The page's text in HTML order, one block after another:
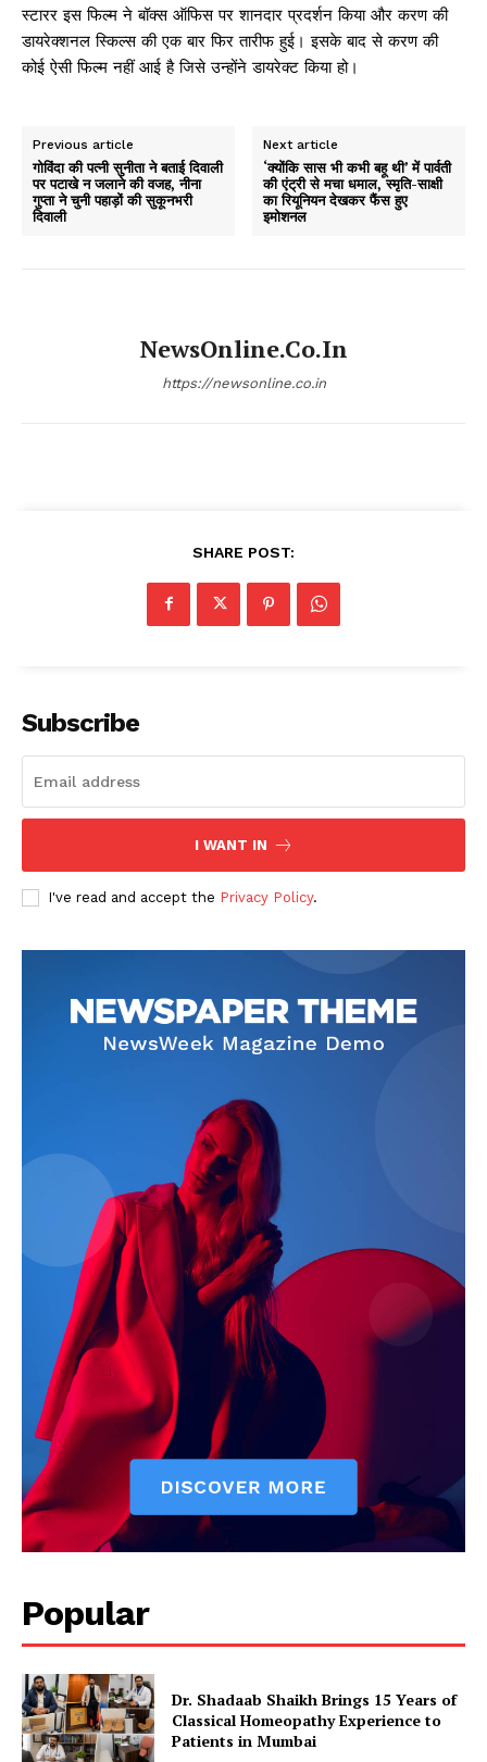
स्टारर इस फिल्म ने बॉक्स ऑफिस पर शानदार प्रदर्शन किया और करण की
डायरेक्शनल स्किल्स की एक बार फिर तारीफ हुई। इसके बाद से करण की
कोई ऐसी फिल्म नहीं आई है जिसे उन्होंने डायरेक्ट किया हो।
Previous article
गोविंदा की पत्नी सुनीता ने बताई दिवाली
पर पटाखे न जलाने की वजह, नीना
गुप्ता ने चुनी पहाड़ों की सुकूनभरी
दिवाली
Next article
‘क्योंकि सास भी कभी बहू थी’ में पार्वती
की एंट्री से मचा धमाल, स्मृति-साक्षी
का रियूनियन देखकर फैंस हुए
इमोशनल
NewsOnline.co.in
https://newsonline.co.in
SHARE POST:
Subscribe
I WANT IN
I've read and accept the Privacy Policy.
Popular
Dr. Shadaab Shaikh Brings 15 Years of
Classical Homeopathy Experience to
Patients in Mumbai